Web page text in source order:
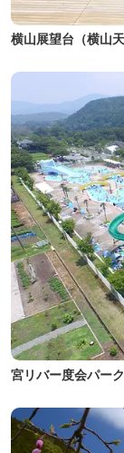
横山展望台（横山
宮リバー度会パー